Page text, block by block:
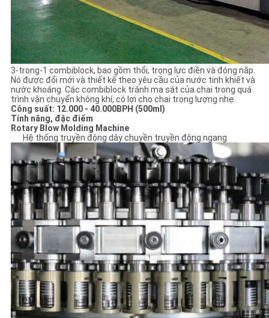
3-trong-1 combiblock, bao gồm thổi, trọng lực điền và đóng nắp.
Nó được đổi mới và thiết kế theo yêu cầu của nước tinh khiết và
nước khoáng. Các combiblock tránh ma sát của chai trong quá
trình vận chuyển không khí, có lợi cho chai trọng lượng nhẹ.
Công suất: 12.000 - 40.000BPH (500ml)
Tính năng, đặc điểm
Rotary Blow Molding Machine
Hệ thống truyền động dây chuyền truyền động ngang